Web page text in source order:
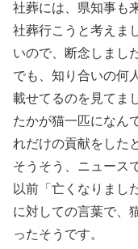
社葬には、県知事も
社葬行こうと考えま
いので、断念しまし
でも、知り合いの何
載せてるのを見てま
たかが猫一匹になん
れだけの貢献をした
そうそう、ニュース
以前「亡くなりまし
に対しての言葉で、
ったそうです。